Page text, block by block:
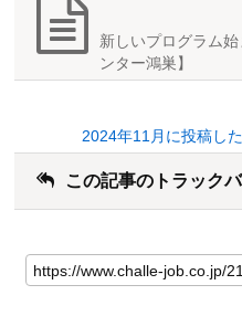
新しいプログラム
ンター鴻巣】
2024年11月に投稿し
この記事のトラック
の
記